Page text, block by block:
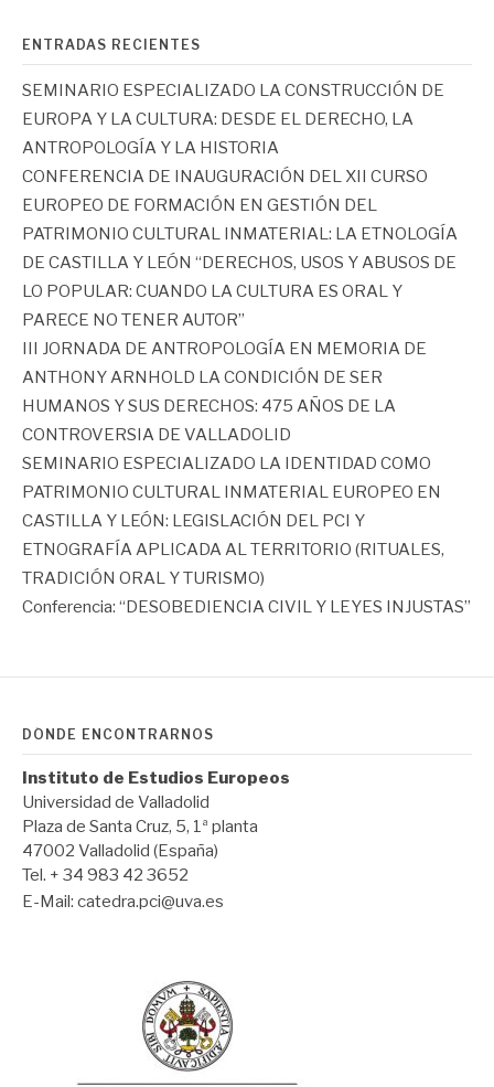
ENTRADAS RECIENTES
SEMINARIO ESPECIALIZADO LA CONSTRUCCIÓN DE
EUROPA Y LA CULTURA: DESDE EL DERECHO, LA
ANTROPOLOGÍA Y LA HISTORIA
CONFERENCIA DE INAUGURACIÓN DEL XII CURSO
EUROPEO DE FORMACIÓN EN GESTIÓN DEL
PATRIMONIO CULTURAL INMATERIAL: LA ETNOLOGÍA
DE CASTILLA Y LEÓN “DERECHOS, USOS Y ABUSOS DE
LO POPULAR: CUANDO LA CULTURA ES ORAL Y
PARECE NO TENER AUTOR”
III JORNADA DE ANTROPOLOGÍA EN MEMORIA DE
ANTHONY ARNHOLD LA CONDICIÓN DE SER
HUMANOS Y SUS DERECHOS: 475 AÑOS DE LA
CONTROVERSIA DE VALLADOLID
SEMINARIO ESPECIALIZADO LA IDENTIDAD COMO
PATRIMONIO CULTURAL INMATERIAL EUROPEO EN
CASTILLA Y LEÓN: LEGISLACIÓN DEL PCI Y
ETNOGRAFÍA APLICADA AL TERRITORIO (RITUALES,
TRADICIÓN ORAL Y TURISMO)
Conferencia: “DESOBEDIENCIA CIVIL Y LEYES INJUSTAS”
DÓNDE ENCONTRARNOS
Instituto de Estudios Europeos
Universidad de Valladolid
Plaza de Santa Cruz, 5, 1ª planta
47002 Valladolid (España)
Tel. + 34 983 42 3652
E-Mail: catedra.pci@uva.es